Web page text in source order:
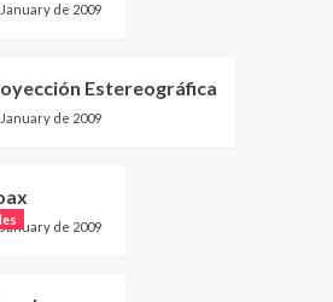
de 2009
Estereográfica
de 2009
de 2009